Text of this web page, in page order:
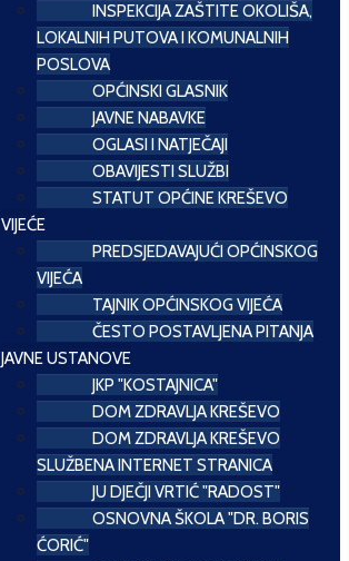
INSPEKCIJA ZAŠTITE OKOLIŠA,
LOKALNIH PUTOVA I KOMUNALNIH
POSLOVA
OPĆINSKI GLASNIK
JAVNE NABAVKE
OGLASI I NATJEČAJI
OBAVIJESTI SLUŽBI
STATUT OPĆINE KREŠEVO
VIJEĆE
PREDSJEDAVAJUĆI OPĆINSKOG
VIJEĆA
TAJNIK OPĆINSKOG VIJEĆA
ČESTO POSTAVLJENA PITANJA
JAVNE USTANOVE
JKP "KOSTAJNICA"
DOM ZDRAVLJA KREŠEVO
DOM ZDRAVLJA KREŠEVO
SLUŽBENA INTERNET STRANICA
JU DJEČJI VRTIĆ "RADOST"
OSNOVNA ŠKOLA "DR. BORIS
ĆORIĆ"